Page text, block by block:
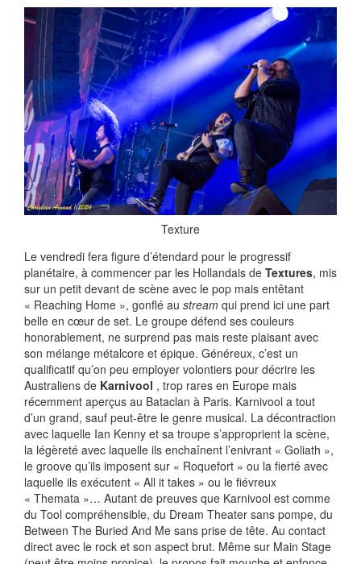
Texture
Le vendredi fera figure d’étendard pour le progressif
planétaire, à commencer par les Hollandais de Textures, mis
sur un petit devant de scène avec le pop mais entêtant
« Reaching Home », gonflé au stream qui prend ici une part
belle en cœur de set. Le groupe défend ses couleurs
honorablement, ne surprend pas mais reste plaisant avec
son mélange métalcore et épique. Généreux, c’est un
qualificatif qu’on peu employer volontiers pour décrire les
Australiens de Karnivool , trop rares en Europe mais
récemment aperçus au Bataclan à Paris. Karnivool a tout
d’un grand, sauf peut-être le genre musical. La décontraction
avec laquelle Ian Kenny et sa troupe s’approprient la scène,
la légèreté avec laquelle ils enchaînent l’enivrant « Goliath »,
le groove qu’ils imposent sur « Roquefort » ou la fierté avec
laquelle ils exécutent « All it takes » ou le fiévreux
« Themata »… Autant de preuves que Karnivool est comme
du Tool compréhensible, du Dream Theater sans pompe, du
Between The Buried And Me sans prise de tête. Au contact
direct avec le rock et son aspect brut. Même sur Main Stage